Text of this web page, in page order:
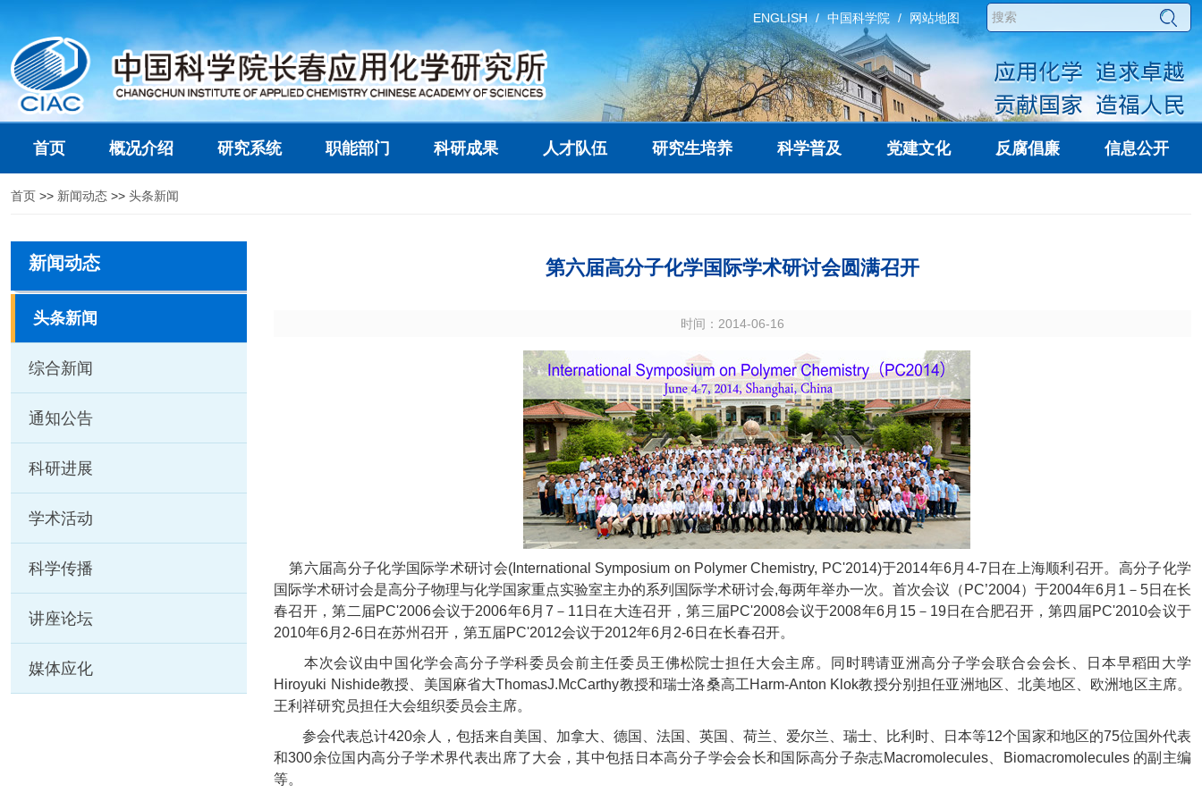
ENGLISH 中国科学院 网站地图
首页 概况介绍 研究系统 职能部门 科研成果 人才队伍 研究生培养 科学普及 党建文化 反腐倡廉 信息公开
首页 >> 新闻动态 >> 头条新闻
新闻动态
头条新闻
综合新闻
通知公告
科研进展
学术活动
科学传播
讲座论坛
媒体应化
第六届高分子化学国际学术研讨会圆满召开
时间：2014-06-16
第六届高分子化学国际学术研讨会(International Symposium on Polymer Chemistry, PC'2014)于2014年6月 4-7 日在上海顺利召开。高分子化学
国际学术研讨会是高分子物理与化学国家重点实验室主办的系列国际学术研讨会,每两年举办一次。首次会议（ PC’2004）于2004年6月 1 － 5日在长
春召开，第二届PC'2006会议于2006年6月 7 － 11 日在大连召开，第三届PC'2008会议于2008年6月 15－ 19日在合肥召开，第四届PC'2010会议于
2010年6月 2-6日在苏州召开，第五届PC'2012会议于2012年6月 2-6日在长春召开。
本次会议由中国化学会高分子学科委员会前主任委员王佛松院士担任大会主席。同时聘请亚洲高分子学会联合会会长、日本早稻田大学
Hiroyuki Nishide教授、美国麻省大ThomasJ.McCarthy教授和瑞士洛桑高工 Harm-Anton Klok教授分别担任亚洲地区、北美地区、欧洲地区主席。
王利祥研究员担任大会组织委员会主席。
参会代表总计420余人，包括来自美国、加拿大、德国、法国、英国、荷兰、爱尔兰、瑞士、比利时、日本等12个国家和地区的75位国外代表
和300余位国内高分子学术界代表出席了大会，其中包括日本高分子学会会长和国际高分子杂志Macromolecules、 Biomacromolecules 的副主编
等。